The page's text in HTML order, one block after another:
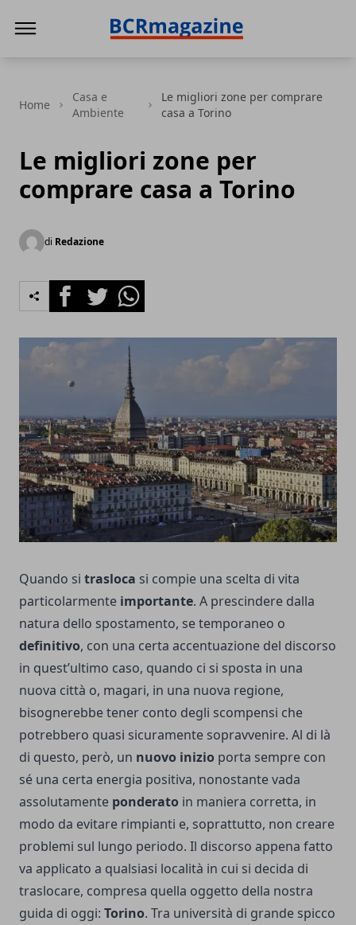
Home
Casa e
Ambiente
Le migliori zone per comprare
casa a Torino
Le migliori zone per
comprare casa a Torino
di Redazione
FacebookTwitterWhatsapp
Quando si trasloca si compie una scelta di vita
particolarmente importante. A prescindere dalla
natura dello spostamento, se temporaneo o
definitivo, con una certa accentuazione del discorso
in quest’ultimo caso, quando ci si sposta in una
nuova città o, magari, in una nuova regione,
bisognerebbe tener conto degli scompensi che
potrebbero quasi sicuramente sopravvenire. Al di là
di questo, però, un nuovo inizio porta sempre con
sé una certa energia positiva, nonostante vada
assolutamente ponderato in maniera corretta, in
modo da evitare rimpianti e, soprattutto, non creare
problemi sul lungo periodo. Il discorso appena fatto
va applicato a qualsiasi località in cui si decida di
traslocare, compresa quella oggetto della nostra
guida di oggi: Torino. Tra università di grande spicco